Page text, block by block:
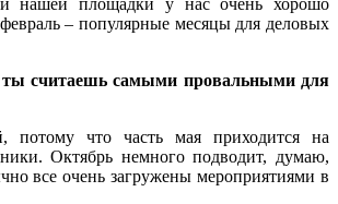
нашей площадки у нас очень хорошо
– популярные месяцы для деловых
считаешь самыми провальными для
что часть мая приходится на
Октябрь немного подводит, думаю,
все очень загружены мероприятиями в